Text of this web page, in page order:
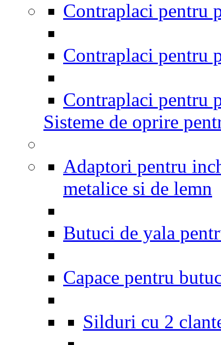
Contraplaci pentru
Contraplaci pentru
Contraplaci pentru
Sisteme de oprire
Adaptori pentru
metalice si de lemn
Butuci de yala
Capace pentru
Silduri cu 2